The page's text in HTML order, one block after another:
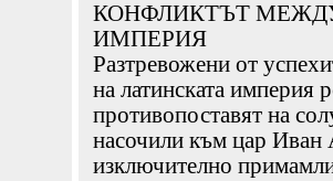
КОНФЛИКТЪТ
ИМПЕРИЯ
Разтревожени от
на латинската империя
противопоставят на
насочили към цар Иван
изключително